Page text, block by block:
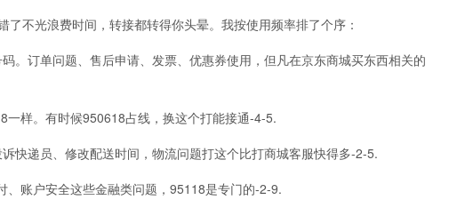
不光浪费时间，转接都转得你头晕。我按使用频率排了个序：
订单问题、售后申请、发票、优惠券使用，但凡在京东商城买东西相关的
。有时候950618占线，换这个打能接通-4-5.
递员、修改配送时间，物流问题打这个比打商城客服快得多-2-5.
户安全这些金融类问题，95118是专门的-2-9.